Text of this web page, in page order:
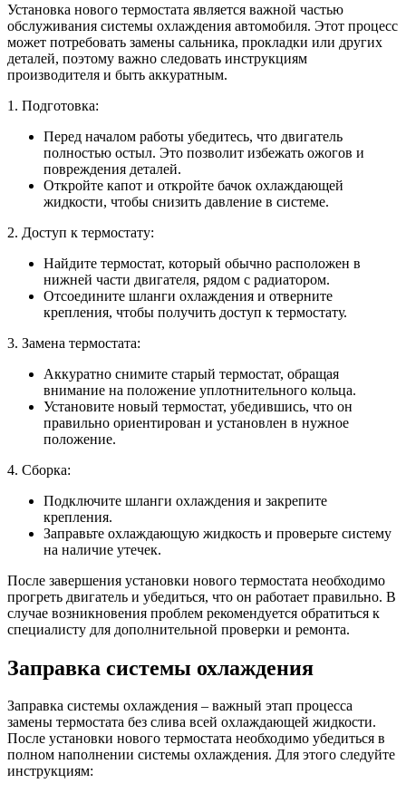
Установка нового термостата является важной частью
обслуживания системы охлаждения автомобиля. Этот процесс
может потребовать замены сальника, прокладки или других
деталей, поэтому важно следовать инструкциям
производителя и быть аккуратным.
1. Подготовка:
Перед началом работы убедитесь, что двигатель
полностью остыл. Это позволит избежать ожогов и
повреждения деталей.
Откройте капот и откройте бачок охлаждающей
жидкости, чтобы снизить давление в системе.
2. Доступ к термостату:
Найдите термостат, который обычно расположен в
нижней части двигателя, рядом с радиатором.
Отсоедините шланги охлаждения и отверните
крепления, чтобы получить доступ к термостату.
3. Замена термостата:
Аккуратно снимите старый термостат, обращая
внимание на положение уплотнительного кольца.
Установите новый термостат, убедившись, что он
правильно ориентирован и установлен в нужное
положение.
4. Сборка:
Подключите шланги охлаждения и закрепите
крепления.
Заправьте охлаждающую жидкость и проверьте систему
на наличие утечек.
После завершения установки нового термостата необходимо
прогреть двигатель и убедиться, что он работает правильно. В
случае возникновения проблем рекомендуется обратиться к
специалисту для дополнительной проверки и ремонта.
Заправка системы охлаждения
Заправка системы охлаждения – важный этап процесса
замены термостата без слива всей охлаждающей жидкости.
После установки нового термостата необходимо убедиться в
полном наполнении системы охлаждения. Для этого следуйте
инструкциям: